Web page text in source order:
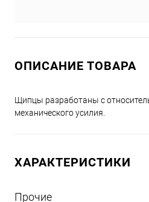
ОПИСАНИЕ ТОВАРА
Щипцы разработаны с
механического усилия.
ХАРАКТЕРИСТИКИ
Прочие